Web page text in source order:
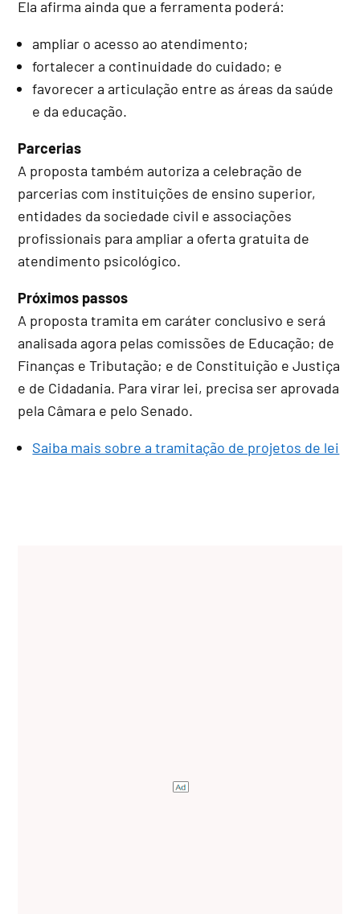
Ela afirma ainda que a ferramenta poderá:
ampliar o acesso ao atendimento;
fortalecer a continuidade do cuidado; e
favorecer a articulação entre as áreas da saúde
e da educação.
Parcerias
A proposta também autoriza a celebração de
parcerias com instituições de ensino superior,
entidades da sociedade civil e associações
profissionais para ampliar a oferta gratuita de
atendimento psicológico.
Próximos passos
A proposta tramita em caráter conclusivo e será
analisada agora pelas comissões de Educação; de
Finanças e Tributação; e de Constituição e Justiça
e de Cidadania. Para virar lei, precisa ser aprovada
pela Câmara e pelo Senado.
Saiba mais sobre a tramitação de projetos de lei